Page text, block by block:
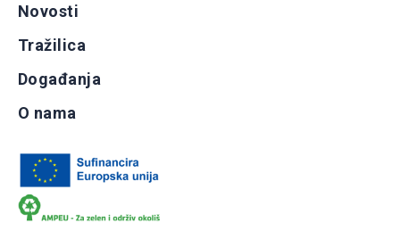
Novosti
Tražilica
Događanja
O nama